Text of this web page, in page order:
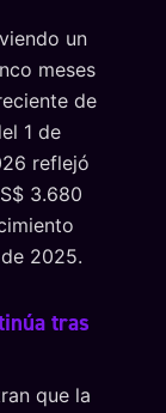
un
meses
de
1 de
reflejó
3.680
2025.
tras
que la